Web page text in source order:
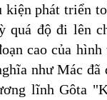
kiện phát triển
quá độ đi lên
cao của
như Mác đã
lĩnh Gôta